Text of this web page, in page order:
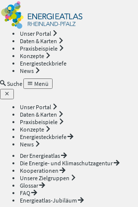
Unser Portal
Daten & Karten
Praxisbeispiele
Konzepte
Energiesteckbriefe
News
Suche
Menü
Unser Portal
Daten & Karten
Praxisbeispiele
Konzepte
Energiesteckbriefe
News
Der Energieatlas
Die Energie- und Klimaschutzagentur
Kooperationen
Unsere Zielgruppen
Glossar
FAQ
Energieatlas-Jubiläum